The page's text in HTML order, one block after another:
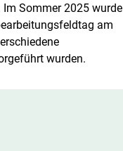
Sommer 2025 wurde
am
wurden.